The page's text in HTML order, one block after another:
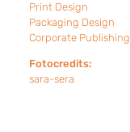
Print Design
Packaging Design
Corporate Publishing
Fotocredits:
sara-sera